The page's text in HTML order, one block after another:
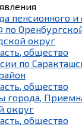
пенсионного и
по
округ
общество
по
общество
города,
округ
общество